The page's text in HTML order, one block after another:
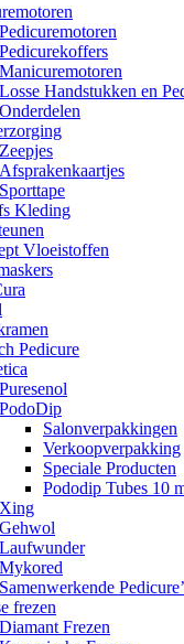
Pedicuremotoren
Pedicurekoffers
Manicuremotoren
Losse Handstukken en
Onderdelen
Zeepjes
Afsprakenkaartjes
Sporttape
Kleding
Vloeistoffen
Pedicure
Puresenol
PodoDip
Salonverpakkingen
Verkoopverpakking
Speciale Producten
Pododip Tubes 10
Xing
Gehwol
Laufwunder
Mykored
Samenwerkende
frezen
Diamant Frezen